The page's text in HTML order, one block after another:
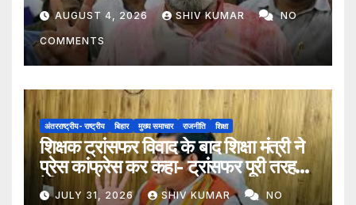
AUGUST 4, 2026 SHIV KUMAR NO
COMMENTS
अंतरराष्ट्रीय- राष्ट्रीय बिहार मुख्य समाचार राजनीति शिक्षा
शिक्षक ट्रांसफर विवाद के बाद शिक्षा मंत्री ने
प्रेस कांफ्रेस कर कहा- ट्रांसफर पूरी तरह
ऐच्छिक
JULY 31, 2026 SHIV KUMAR NO